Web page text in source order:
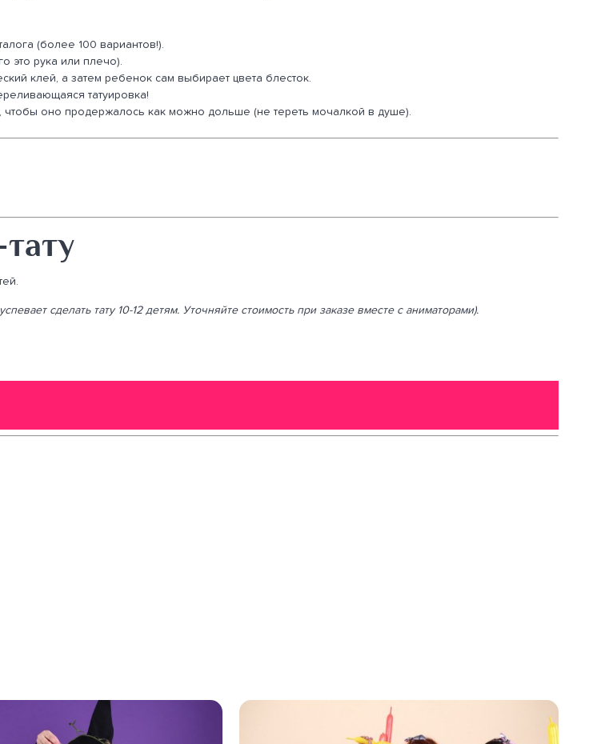
(более 100 вариантов!).
это рука или плечо).
клей, а затем ребенок сам выбирает цвета блесток.
татуировка!
чтобы оно продержалось как можно дольше (не тереть мочалкой в душе).
сделать тату 10-12 детям. Уточняйте стоимость при заказе вместе с аниматорами).